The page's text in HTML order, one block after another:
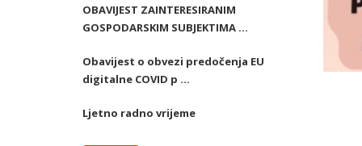
OBAVIJEST ZAINTERESIRANIM
GOSPODARSKIM SUBJEKTIMA ...
Obavijest o obvezi predočenja EU
digitalne COVID p ...
Ljetno radno vrijeme